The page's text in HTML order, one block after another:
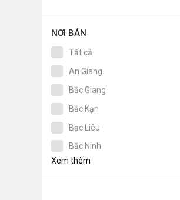
NƠI BÁN
Tất cả
An Giang
Bắc Giang
Bắc Kạn
Bạc Liêu
Bắc Ninh
Bến Tre
Xem thêm